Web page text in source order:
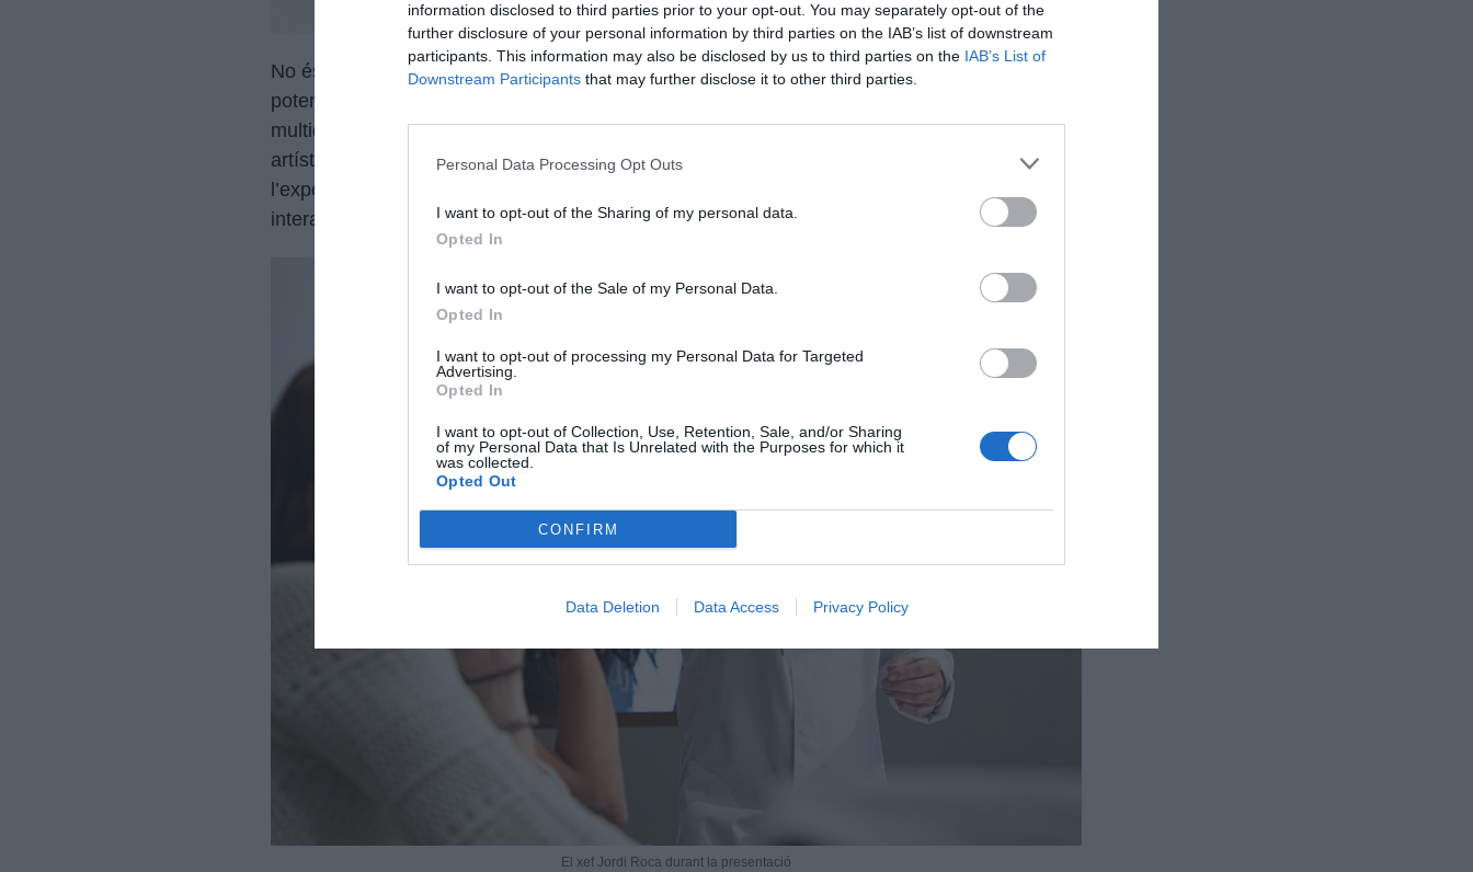
information disclosed to third parties prior to your opt-out. You may separately opt-out of the
further disclosure of your personal information by third parties on the IAB’s list of downstream
participants. This information may also be disclosed by us to third parties on the IAB’s List of
Downstream Participants that may further disclose it to other third parties.
Personal Data Processing Opt Outs
I want to opt-out of the Sharing of my personal data.
Opted In
I want to opt-out of the Sale of my Personal Data.
Opted In
I want to opt-out of processing my Personal Data for Targeted
Advertising.
Opted In
I want to opt-out of Collection, Use, Retention, Sale, and/or Sharing
of my Personal Data that Is Unrelated with the Purposes for which it
was collected.
Opted Out
CONFIRM
Data Deletion Data Access Privacy Policy
Bombó de polpa de cacau guaiaba i guanàbana
No és la primera vegada que els germans Roca experimenten amb la tecnologia per
potenciar les seves creacions. Ja l’any 2013 ens van sorprendre amb El Somni, un sopar
multidisciplinari de 12 plats harmonitzats amb 12 vins, cadascun vinculat a una escena
artística amb projeccions audiovisuals, escenografies, música i efectes sensorials. Ara, però,
l’experiència va més enllà i busca aprofundir en la manera com ens comuniquem,
interactuem i percebem la realitat.
El xef Jordi Roca durant la presentació